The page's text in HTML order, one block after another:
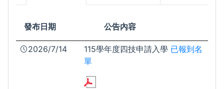
發布日期 公告內容
2026/7/14 115學年度四技申請入學 已報到名
單